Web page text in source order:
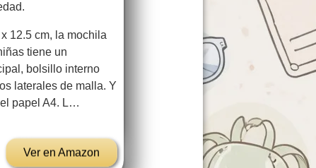
12.5 cm, la mochila
tiene un
bolsillo interno
laterales de malla. Y
papel A4. L…
Ver en Amazon